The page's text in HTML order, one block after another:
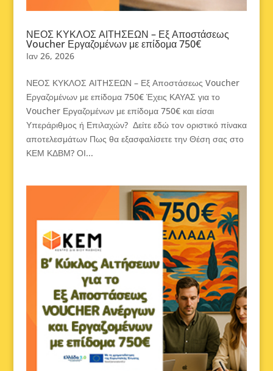
ΝΕΟΣ ΚΥΚΛΟΣ ΑΙΤΗΣΕΩΝ – Εξ Αποστάσεως
Voucher Εργαζομένων με επίδομα 750€
Ιαν 26, 2026
ΝΕΟΣ ΚΥΚΛΟΣ ΑΙΤΗΣΕΩΝ – Εξ Αποστάσεως Voucher
Εργαζομένων με επίδομα 750€ Έχεις ΚΑΥΑΣ για το
Voucher Εργαζομένων με επίδομα 750€ και είσαι
Υπεράριθμος ή Επιλαχών? Δείτε εδώ τον οριστικό πίνακα
αποτελεσμάτων Πως θα εξασφαλίσετε την Θέση σας στο
ΚΕΜ ΚΔΒΜ? ΟΙ...